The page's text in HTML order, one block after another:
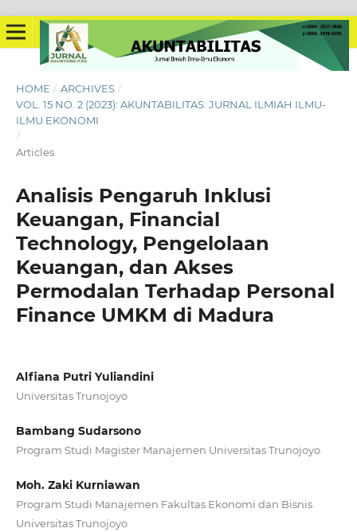
HOME / ARCHIVES /
VOL. 15 NO. 2 (2023): AKUNTABILITAS: JURNAL ILMIAH ILMU-
ILMU EKONOMI
/
Articles
Analisis Pengaruh Inklusi
Keuangan, Financial
Technology, Pengelolaan
Keuangan, dan Akses
Permodalan Terhadap Personal
Finance UMKM di Madura
Alfiana Putri Yuliandini
Universitas Trunojoyo
Bambang Sudarsono
Program Studi Magister Manajemen Universitas Trunojoyo
Moh. Zaki Kurniawan
Program Studi Manajemen Fakultas Ekonomi dan Bisnis
Universitas Trunojoyo